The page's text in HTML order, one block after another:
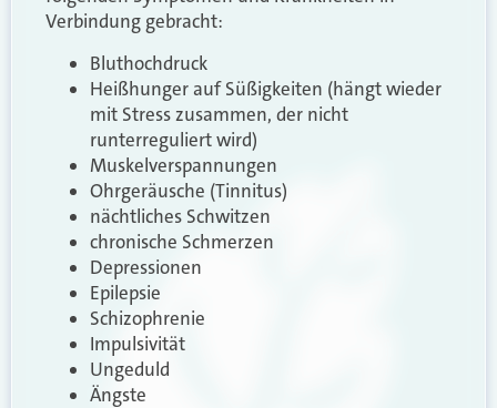
Verbindung gebracht:
Bluthochdruck
Heißhunger auf Süßigkeiten (hängt wieder
mit Stress zusammen, der nicht
runterreguliert wird)
Muskelverspannungen
Ohrgeräusche (Tinnitus)
nächtliches Schwitzen
chronische Schmerzen
Depressionen
Epilepsie
Schizophrenie
Impulsivität
Ungeduld
Ängste